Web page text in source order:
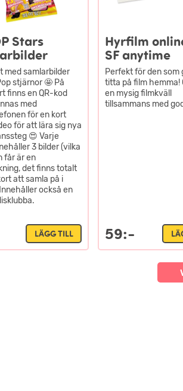
Stars
med samlarbilder
stjärnor 🤩 På
finns en QR-kod
med
för en kort
för att lära sig nya
😍 Varje
3 bilder (vilka
får är en
det finns totalt
att samla på i
också en
LÄGG TILL
Hyrfilm
SF anytime
Perfekt för den som
titta på film hemma!
en mysig filmkväll
tillsammans med
59:-